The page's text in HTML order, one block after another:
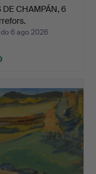
DE CHAMPÁN, 6
6 ago 2026